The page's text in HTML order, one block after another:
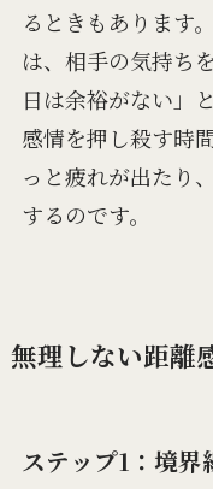
るときもあります
は、相手の気持ち
日は余裕がない」
感情を押し殺す時
っと疲れが出たり
するのです。
無理しない距離
ステップ1：境界